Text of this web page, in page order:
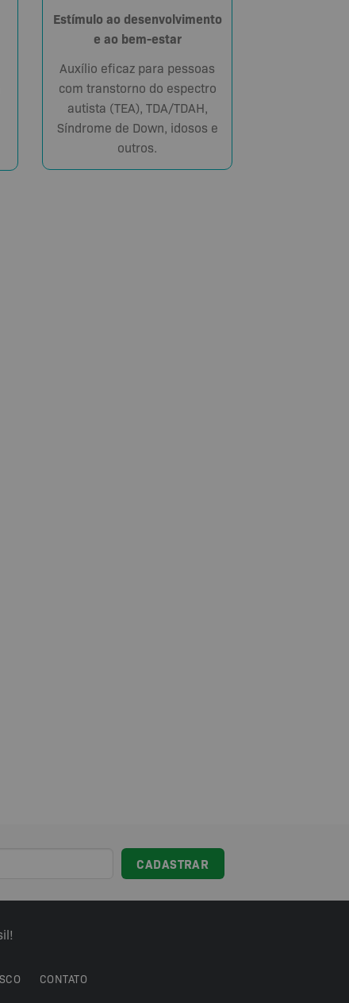
Estímulo ao desenvolvimento
e ao bem-estar
Auxílio eficaz para pessoas
com transtorno do espectro
autista (TEA), TDA/TDAH,
Síndrome de Down, idosos e
outros.
CONTATO